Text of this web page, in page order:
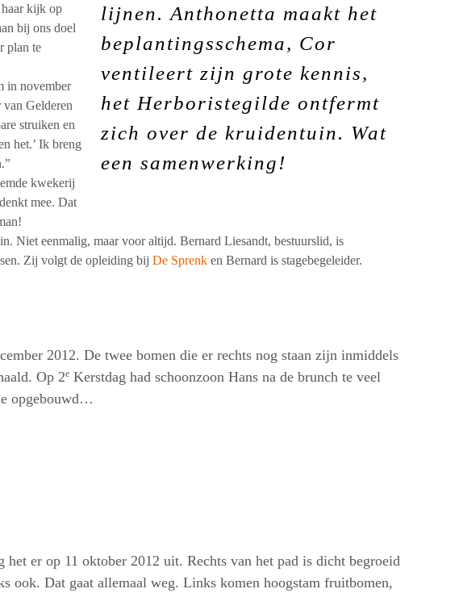
lijnen. Anthonetta maakt het
beplantingsschema, Cor
ventileert zijn grote kennis,
het Herboristegilde ontfermt
zich over de kruidentuin. Wat
een samenwerking!
kijk op
bij ons doel
plan te
in november
Gelderen
struiken en
het.’ Ik breng
kwekerij
mee. Dat
Niet eenmalig, maar voor altijd. Bernard Liesandt, bestuurslid, is
Zij volgt de opleiding bij De Sprenk en Bernard is stagebegeleider.
2012. De twee bomen die er rechts nog staan zijn inmiddels
Op 2e Kerstdag had schoonzoon Hans na de brunch te veel
opgebouwd…
het er op 11 oktober 2012 uit. Rechts van het pad is dicht begroeid
ook. Dat gaat allemaal weg. Links komen hoogstam fruitbomen,